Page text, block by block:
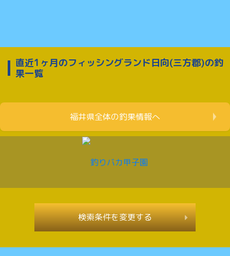
直近1ヶ月のフィッシングランド日向(三方郡)の釣
果一覧
福井県全体の釣果情報へ
検索条件を変更する